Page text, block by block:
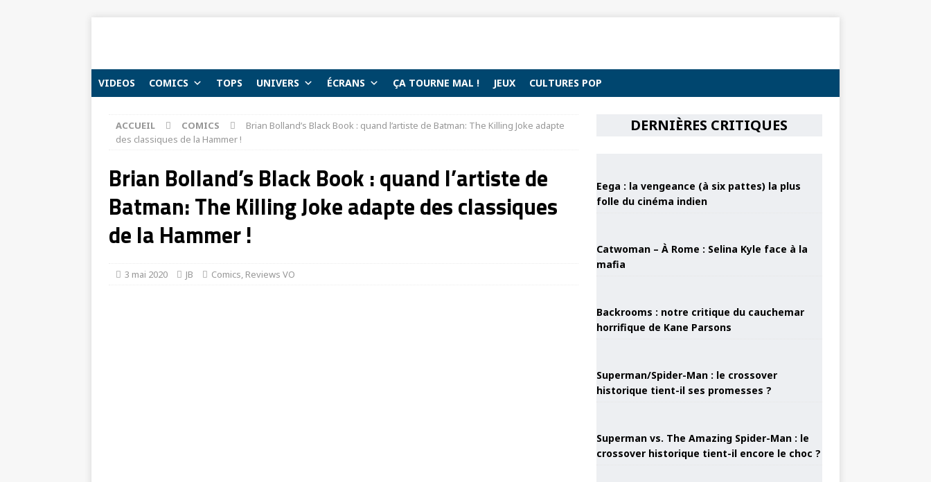
VIDEOS COMICS TOPS UNIVERS ÉCRANS ÇA TOURNE MAL ! JEUX CULTURES POP
ACCUEIL COMICS
Brian Bolland’s Black Book : quand l’artiste de Batman: The Killing Joke adapte
des classiques de la Hammer !
Brian Bolland’s Black Book : quand l’artiste de
Batman: The Killing Joke adapte des classiques
de la Hammer !
3 mai 2020 JB Comics, Reviews VO
DERNIÈRES CRITIQUES
Eega : la vengeance (à six pattes) la plus
folle du cinéma indien
Catwoman – À Rome : Selina Kyle face à la
mafia
Backrooms : notre critique du cauchemar
horrifique de Kane Parsons
Superman/Spider-Man : le crossover
historique tient-il ses promesses ?
Superman vs. The Amazing Spider-Man : le
crossover historique tient-il encore le choc ?